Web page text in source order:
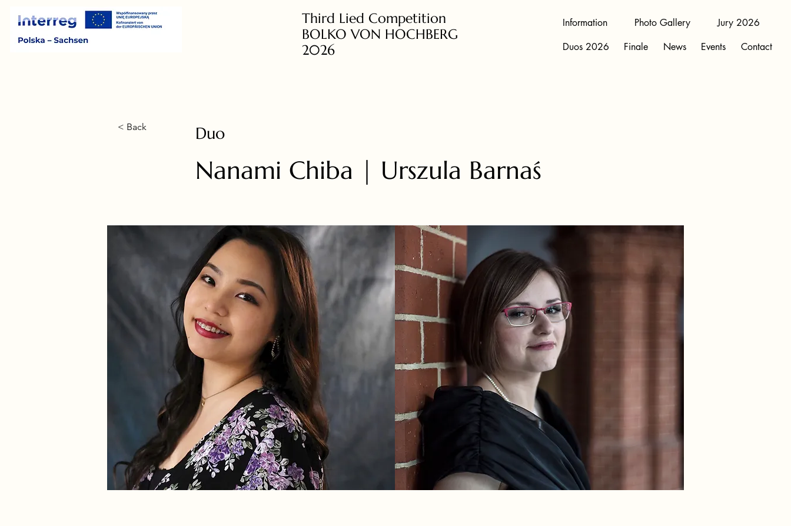
Third Lied Competition
BOLKO VON HOCHBERG
2026
Information Photo Gallery
Jury 2026
Duos 2026
Finale News Events Contact
< Back Duo
Nanami Chiba | Urszula Barnaś